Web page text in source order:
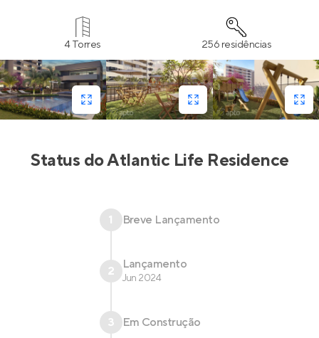
4 Torres 256 residências
Status doAtlantic Life Residence
1 Breve Lançamento
2 Lançamento
Jun 2024
3 Em Construção